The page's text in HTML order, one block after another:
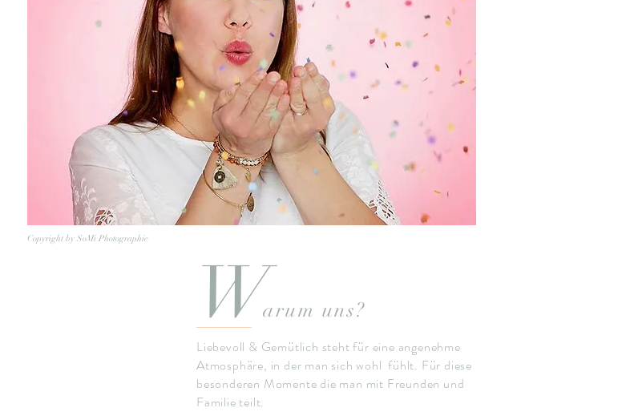
Copyright by SoMi Photographie
Warum uns?
Liebevoll & Gemütlich steht für eine angenehme
Atmosphäre, in der man sich wohl fühlt. Für diese
besonderen Momente die man mit Freunden und
Familie teilt.